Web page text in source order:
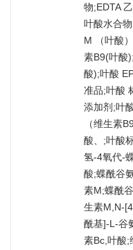
物;EDTA
叶酸水合
M （叶酸
素B9(叶酸
酸);叶酸
准品;叶酸
添加剂;叶
（维生素
酸、;叶酸
氢-4氧代-
酸;蝶酰谷
素M;蝶酰
生素M,N-
酰基]-L-谷
素Bc,叶酸;